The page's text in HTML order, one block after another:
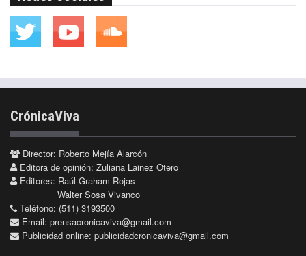
CrónicaViva
Director: Roberto Mejía Alarcón
Editora de opinión: Zuliana Lainez Otero
Editores: Raúl Graham Rojas
Walter Sosa Vivanco
Teléfono: (511) 3193500
Email: prensacronicaviva@gmail.com
Publicidad online: publicidadcronicaviva@gmail.com